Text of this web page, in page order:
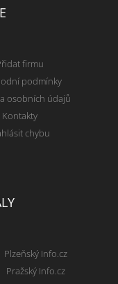
firmu
podmínky
osobních údajů
Kontakty
chybu
Plzeňský Info.cz
Pražský Info.cz